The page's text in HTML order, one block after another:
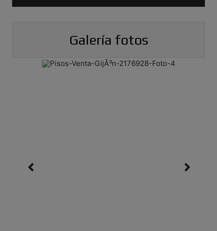
Galería fotos